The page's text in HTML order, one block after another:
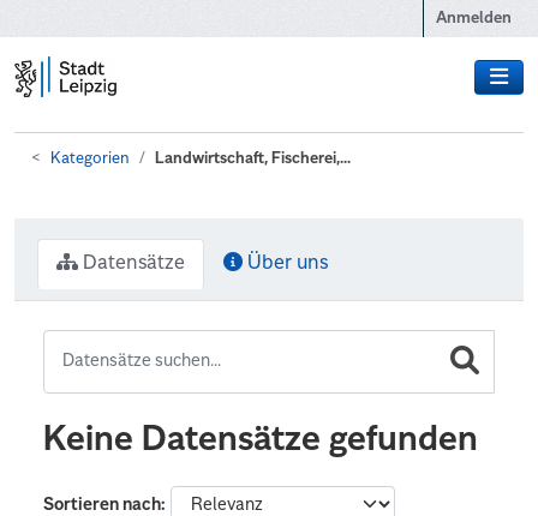
Anmelden
Kategorien Landwirtschaft, Fischerei,...
Datensätze Über uns
Keine Datensätze gefunden
Sortieren nach